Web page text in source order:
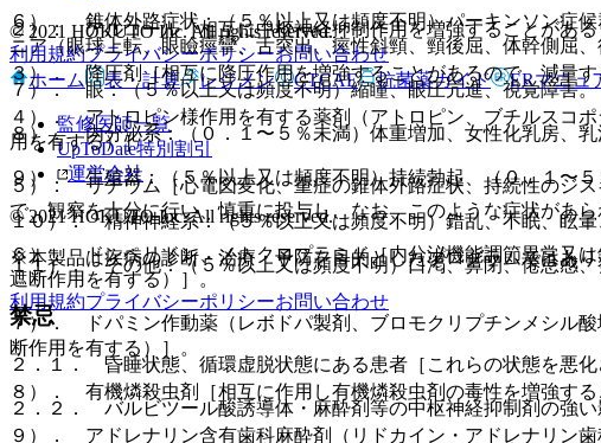
２）． アルコール［相互に中枢神経抑制作用を増強することがあ
３）． 降圧剤［相互に降圧作用を増強することがあるので、減量
４）． アトロピン様作用を有する薬剤（アトロピン、ブチルスコ
用を有する）］。
５）． リチウム［心電図変化、重症の錐体外路症状、持続性のジ
で、観察を十分に行い、慎重に投与し、なお、このような症状があ
６）． ドンペリドン、メトクロプラミド［内分泌機能調節異常又
遮断作用を有する）］。
７）． ドパミン作動薬（レボドパ製剤、ブロモクリプチンメシル
断作用を有する）］。
８）． 有機燐殺虫剤［相互に作用し有機燐殺虫剤の毒性を増強す
９）． アドレナリン含有歯科麻酔剤（リドカイン・アドレナリン
６）． 錐体外路症状：（５％以上又は頻度不明）パーキンソン症
ニア（眼球上転、眼瞼痙攣、舌突出、痙性斜頸、頸後屈、体幹側屈
７）． 眼：（５％以上又は頻度不明）縮瞳、眼圧亢進、視覚障害。
８）． 内分泌系：（０．１〜５％未満）体重増加、女性化乳房、乳
９）． 生殖器：（５％以上又は頻度不明）持続勃起、（０．１〜５
１０）． 精神神経系：（５％以上又は頻度不明）錯乱、不眠、眩暈
１１）． その他：（５％以上又は頻度不明）口渇、鼻閉、倦怠感
禁忌
２．１． 昏睡状態、循環虚脱状態にある患者［これらの状態を悪化
２．２． バルビツール酸誘導体・麻酔剤等の中枢神経抑制剤の強
© 2021 HOKUTO Inc. All rights reserved.
利用規約プライバシーポリシーお問い合わせ
ホーム
表・計算 レジメン CTCAE 抗菌薬ガイド ERマニュ
監修医師一覧
UpToDate特別割引
運営会社
© 2021 HOKUTO Inc. All rights reserved.
※本製品は疾病の診断・治療・予防を目的としたプログラムではあり
利用規約プライバシーポリシーお問い合わせ